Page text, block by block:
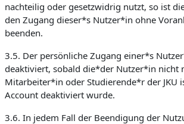
nachteilig oder gesetzwidrig nutzt, so ist
den Zugang dieser*s Nutzer*in ohne
beenden.
3.5. Der persönliche Zugang einer*s
deaktiviert, sobald die*der Nutzer*in nicht
Mitarbeiter*in oder Studierende*r der JKU
Account deaktiviert wurde.
3.6. In jedem Fall der Beendigung der